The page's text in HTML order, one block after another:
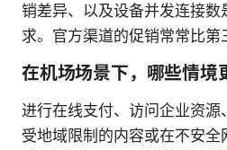
销差异、以及设备并发连接数
求。官方渠道的促销常常比第
在机场场景下，哪些情境
进行在线支付、访问企业资源
受地域限制的内容或在不安